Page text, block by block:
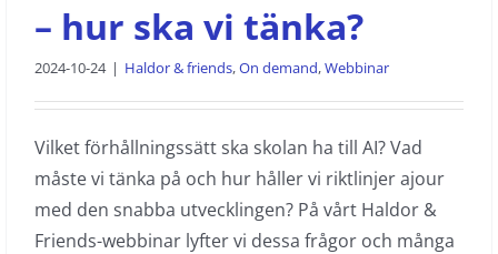
– hur ska vi tänka?
2024-10-24 | Haldor & friends,On demand,Webbinar
Vilket förhållningssätt ska skolan ha till AI? Vad
måste vi tänka på och hur håller vi riktlinjer ajour
med den snabba utvecklingen? På vårt Haldor &
Friends-webbinar lyfter vi dessa frågor och många